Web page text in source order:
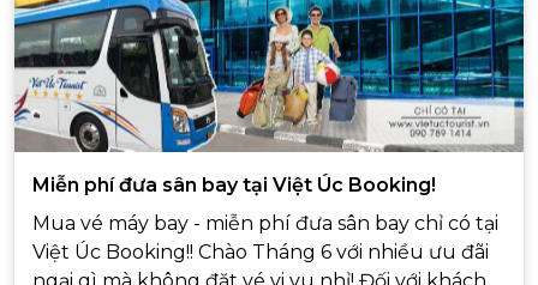
Miễn phí đưa sân bay tại Việt Úc Booking!
Mua vé máy bay - miễn phí đưa sân bay chỉ có tại
Việt Úc Booking!! Chào Tháng 6 với nhiều ưu đãi